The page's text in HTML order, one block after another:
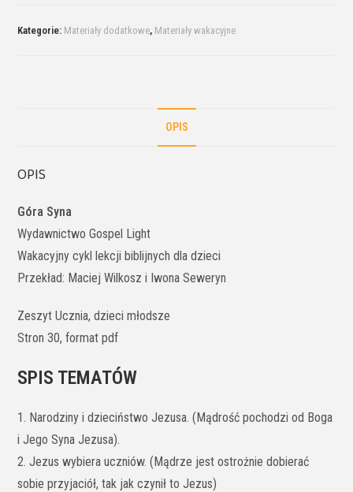
Kategorie: Materiały dodatkowe, Materiały wakacyjne
OPIS
OPIS
Góra Syna
Wydawnictwo Gospel Light
Wakacyjny cykl lekcji biblijnych dla dzieci
Przekład: Maciej Wilkosz i Iwona Seweryn
Zeszyt Ucznia, dzieci młodsze
Stron 30, format pdf
SPIS TEMATÓW
1. Narodziny i dzieciństwo Jezusa. (Mądrość pochodzi od Boga
i Jego Syna Jezusa).
2. Jezus wybiera uczniów. (Mądrze jest ostrożnie dobierać
sobie przyjaciół, tak jak czynił to Jezus)